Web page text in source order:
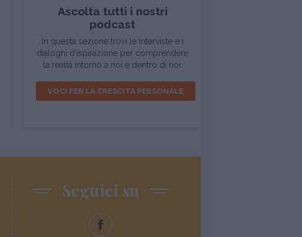
Ascolta tutti i nostri
podcast
In questa sezione trovi le interviste e i
dialoghi d'ispirazione per comprendere
la realtà intorno a noi e dentro di noi.
VOCI PER LA CRESCITA PERSONALE
Seguici su